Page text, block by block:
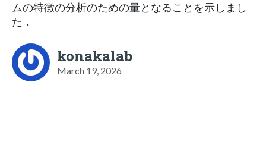
ムの特徴の分析のための量となることを示しまし
た．
konakalab
March 19, 2026